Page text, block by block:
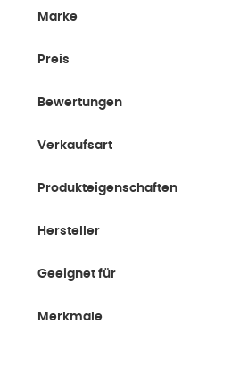
Marke
Preis
Bewertungen
Verkaufsart
Produkteigenschaften
Hersteller
Geeignet für
Merkmale